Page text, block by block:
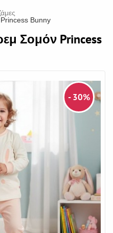
Bunny
Σομόν Princess
- 30%